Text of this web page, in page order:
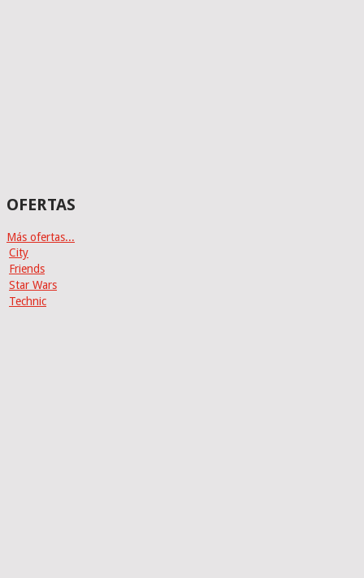
OFERTAS
Más ofertas...
City
Friends
Star Wars
Technic